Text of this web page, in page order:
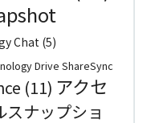
Chat (5)
Drive ShareSync
(11) アクセ
スナップショ